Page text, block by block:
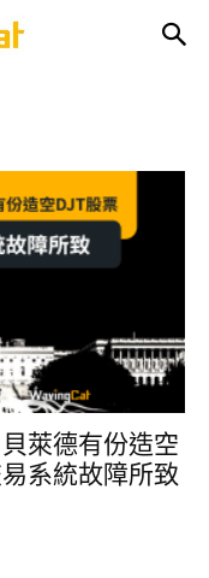
萊德有份造空
系統故障所致